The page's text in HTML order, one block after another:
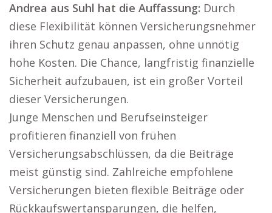
Andrea aus Suhl hat die Auffassung: Durch
diese Flexibilität können Versicherungsnehmer
ihren Schutz genau anpassen, ohne unnötig
hohe Kosten. Die Chance, langfristig finanzielle
Sicherheit aufzubauen, ist ein großer Vorteil
dieser Versicherungen.
Junge Menschen und Berufseinsteiger
profitieren finanziell von frühen
Versicherungsabschlüssen, da die Beiträge
meist günstig sind. Zahlreiche empfohlene
Versicherungen bieten flexible Beiträge oder
Rückkaufswertansparungen, die helfen,